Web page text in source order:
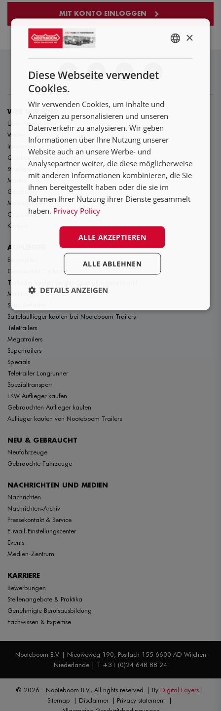
MIT KONTO EINLOGGEN
WER WIR SIND
Über Nooteboom
Werte
Innovation
Qualität und Haltbarkeit
Strategie
Märkte
Geschichte
Management
Organisation
Kontakt
AUFLIEGER
Eurotrailers
Gebrauchte Tieflader
Tieflader kaufen für den Spezialtransportmarkt
Multitrailers
Semi-tieflader
Sattelauflieger kaufen bei Nooteboom Trailers
Teletrailers
Megatrailers
Supertrailers
Specials
Teletrailer Longrunner
Spezialtransport
LKW-Auflieger kaufen
Gebrauchten Auflieger kaufen
Auflieger kaufen von Nooteboom Trailers
NEU & GEBRAUCHT
Neufahrzeuge
Gebrauchte Fahrzeuge
NACHRICHTEN UND MEDIEN
Nachrichten
Nachrichten-Archiv
Pressekontakt & Service
E-Mail-Einstellungscenter
Events
Medien-Zentrum
KARRIERE
Bewerbungen
Stellenangebote & Praktika
Genehmigte Berufsausbildung
Fachwissen & Expertise
Nooteboom B.V. | Nieuweweg 190, Postfach 155 6600 AD Wijchen
Niederlande | T +31 (0)24 648 88 24
© 2026 - Nooteboom B.V., All rights reserved. By Digital Layers
Sitemap
Disclaimer
Privacy statement
×
Diese Webseite verwendet
Cookies.
Wir verwenden Cookies, um Inhalte und
Anzeigen zu personalisieren und unseren
Datenverkehr zu analysieren. Wir geben
Informationen über Ihre Nutzung unserer
Website auch an unsere Werbe- und
Analysepartner weiter, die diese möglicherweise
mit anderen Informationen kombinieren, die Sie
ihnen bereitgestellt haben oder die sie im
Rahmen Ihrer Nutzung ihrer Dienste gesammelt
haben. Privacy Policy
ALLE AKZEPTIEREN
ALLE ABLEHNEN
DETAILS ANZEIGEN